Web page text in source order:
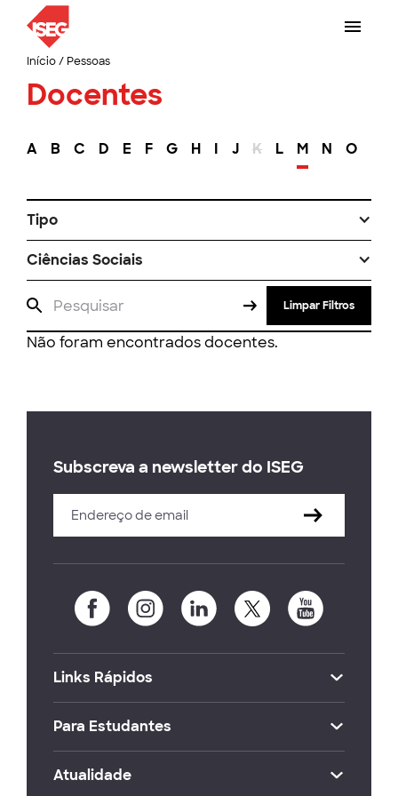
Início/ Pessoas
Docentes
A B C D E F G H I J K L M N O
Tipo
Ciências Sociais
Limpar Filtros
Não foram encontrados docentes.
Subscreva a newsletter do ISEG
Links Rápidos
Para Estudantes
Atualidade